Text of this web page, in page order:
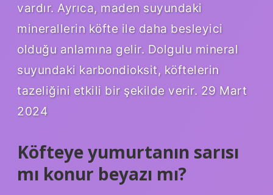
vardır. Ayrıca, maden suyundaki
minerallerin köfte ile daha besleyici
olduğu anlamına gelir. Dolgulu mineral
suyundaki karbondioksit, köftelerin
tazeliğini etkili bir şekilde verir. 29 Mart
2024
Köfteye yumurtanın sarısı
mı konur beyazı mı?